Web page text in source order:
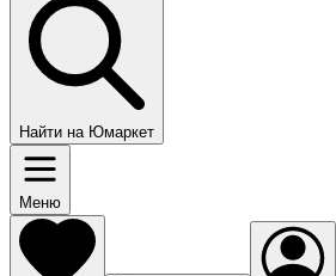
Найти на Юмаркет
Меню